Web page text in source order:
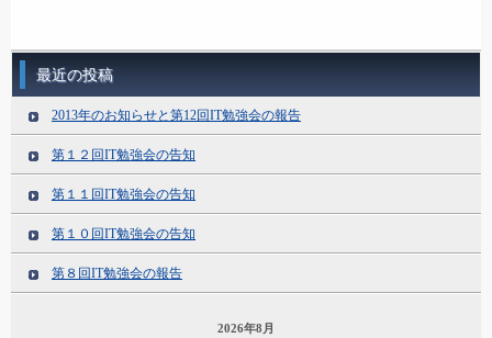
最近の投稿
2013年のお知らせと第12回IT勉強会の報告
第１２回IT勉強会の告知
第１１回IT勉強会の告知
第１０回IT勉強会の告知
第８回IT勉強会の報告
2026年8月